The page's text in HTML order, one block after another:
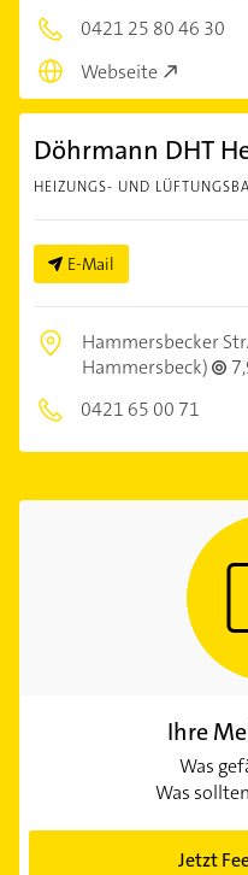
0421 25 80 46 30
Webseite
Döhrmann DHT
HEIZUNGS- UND
E-Mail
Hammersbecker
Hammersbeck)
0421 65 00 71
Ihre
Was
Was
Jetzt